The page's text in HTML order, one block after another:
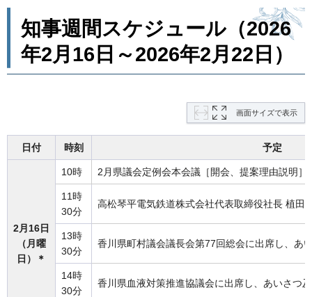
知事週間スケジュール（2026
年2月16日～2026年2月22日）
画面サイズで表示
日付 時刻 予定
2月16日
（月曜
日）＊
10時 2月県議会定例会本会議［開会、提案理由説明］
11時
30分
高松琴平電気鉄道株式会社代表取締役社長 植田
13時
30分
香川県町村議会議長会第77回総会に出席し、あ
14時
30分
香川県血液対策推進協議会に出席し、あいさつ